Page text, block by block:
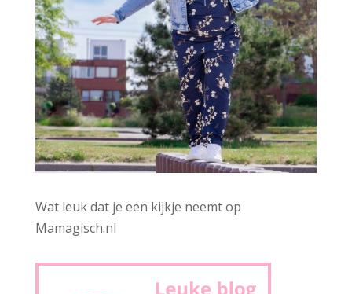
Wat leuk dat je een kijkje neemt op
Mamagisch.nl